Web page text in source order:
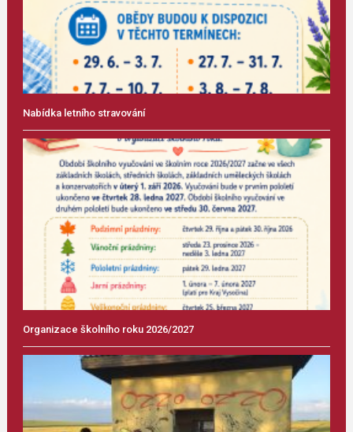
Nabídka letního stravování
Organizace školního roku 2026/2027